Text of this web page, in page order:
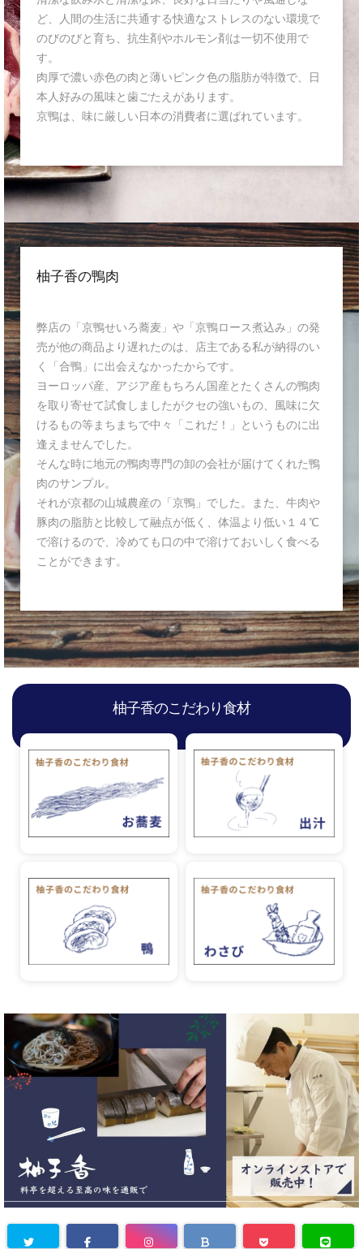
ど、人間の生活に共通する快適なストレスのない環境で
のびのびと育ち、抗生剤やホルモン剤は一切不使用で
す。
肉厚で濃い赤色の肉と薄いピンク色の脂肪が特徴で、日
本人好みの風味と歯ごたえがあります。
京鴨は、味に厳しい日本の消費者に選ばれています。
柚子香の鴨肉
弊店の「京鴨せいろ蕎麦」や「京鴨ロース煮込み」の発
売が他の商品より遅れたのは、店主である私が納得のい
く「合鴨」に出会えなかったからです。
ヨーロッパ産、アジア産もちろん国産とたくさんの鴨肉
を取り寄せて試食しましたがクセの強いもの、風味に欠
けるもの等まちまちで中々「これだ！」というものに出
逢えませんでした。
そんな時に地元の鴨肉専門の卸の会社が届けてくれた鴨
肉のサンプル。
それが京都の山城農産の「京鴨」でした。また、牛肉や
豚肉の脂肪と比較して融点が低く、体温より低い１４℃
で溶けるので、冷めても口の中で溶けておいしく食べる
ことができます。
柚子香のこだわり食材